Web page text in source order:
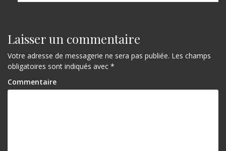
Laisser un commentaire
Votre adresse de messagerie ne sera pas publiée. Les champs
obligatoires sont indiqués avec *
Commentaire